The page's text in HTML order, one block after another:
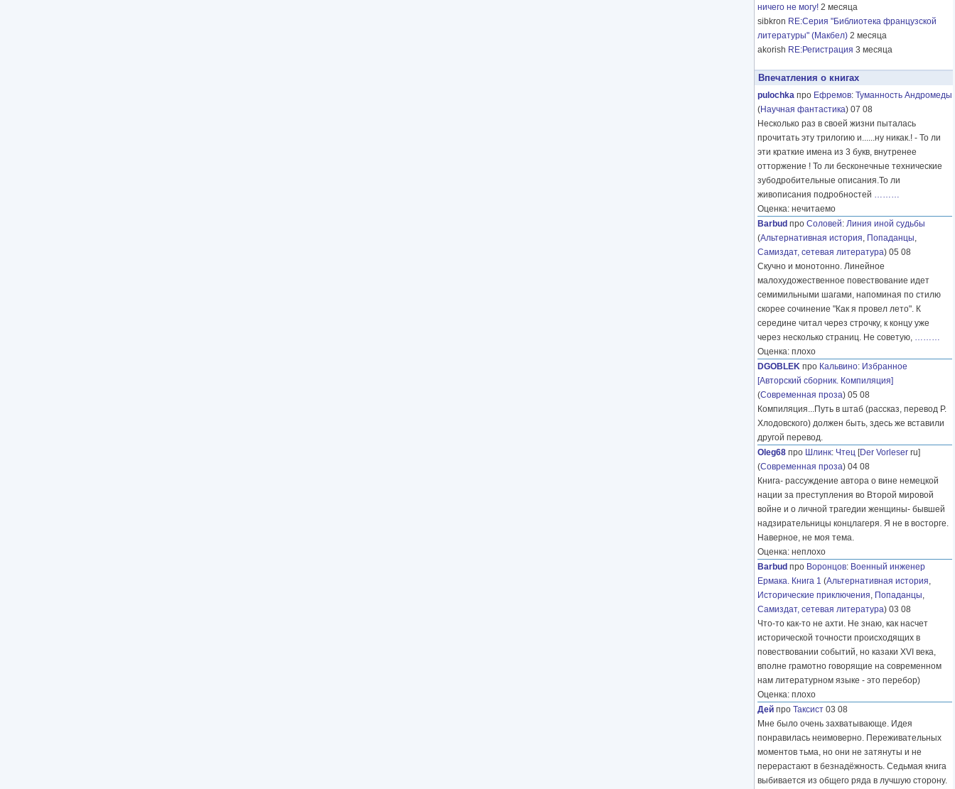
ничего не могу! 2 месяца
sibkron RE:Серия "Библиотека французской
литературы" (Макбел) 2 месяца
akorish RE:Регистрация 3 месяца
Впечатления о книгах
pulochka про Ефремов: Туманность Андромеды
(Научная фантастика) 07 08
Несколько раз в своей жизни пыталась
прочитать эту трилогию и......ну никак.! - То ли
эти краткие имена из 3 букв, внутренее
отторжение ! То ли бесконечные технические
зубодробительные описания.То ли
живописания подробностей ………
Оценка: нечитаемо
Barbud про Соловей: Линия иной судьбы
(Альтернативная история, Попаданцы,
Самиздат, сетевая литература) 05 08
Скучно и монотонно. Линейное
малохудожественное повествование идет
семимильными шагами, напоминая по стилю
скорее сочинение "Как я провел лето". К
середине читал через строчку, к концу уже
через несколько страниц. Не советую, ………
Оценка: плохо
DGOBLEK про Кальвино: Избранное
[Авторский сборник. Компиляция]
(Современная проза) 05 08
Компиляция...Путь в штаб (рассказ, перевод Р.
Хлодовского) должен быть, здесь же вставили
другой перевод.
Oleg68 про Шлинк: Чтец [Der Vorleser ru]
(Современная проза) 04 08
Книга- рассуждение автора о вине немецкой
нации за преступления во Второй мировой
войне и о личной трагедии женщины- бывшей
надзирательницы концлагеря. Я не в восторге.
Наверное, не моя тема.
Оценка: неплохо
Barbud про Воронцов: Военный инженер
Ермака. Книга 1 (Альтернативная история,
Исторические приключения, Попаданцы,
Самиздат, сетевая литература) 03 08
Что-то как-то не ахти. Не знаю, как насчет
исторической точности происходящих в
повествовании событий, но казаки XVI века,
вполне грамотно говорящие на современном
нам литературном языке - это перебор)
Оценка: плохо
Дей про Таксист 03 08
Мне было очень захватывающе. Идея
понравилась неимоверно. Переживательных
моментов тьма, но они не затянуты и не
перерастают в безнадёжность. Седьмая книга
выбивается из общего ряда в лучшую сторону.